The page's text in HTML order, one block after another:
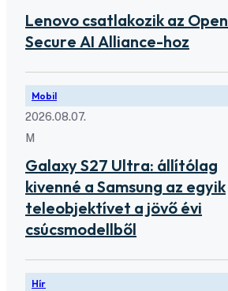
Lenovo csatlakozik az Open
Secure AI Alliance-hoz
Mobil
2026.08.07.
M
Galaxy S27 Ultra: állítólag
kivenné a Samsung az egyik
teleobjektívet a jövő évi
csúcsmodellből
Hír